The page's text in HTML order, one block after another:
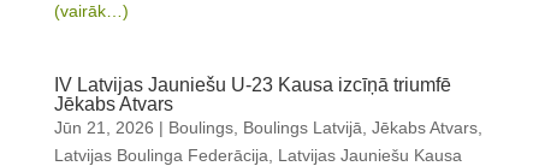
(vairāk…)
IV Latvijas Jauniešu U-23 Kausa izcīņā triumfē
Jēkabs Atvars
Jūn 21, 2026 | Boulings, Boulings Latvijā Jēkabs Atvars,
Latvijas Boulinga Federācija
Latvijas Jauniešu Kausa